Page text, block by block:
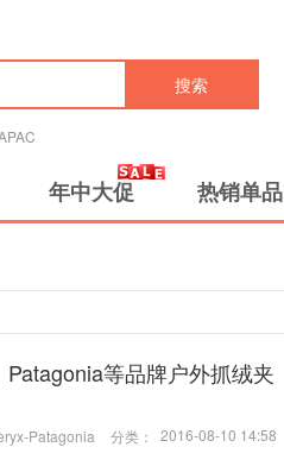
搜索
年中大促 热销单品
等品牌户外抓绒夹
2016-08-10 14:58
Patagonia
分类：